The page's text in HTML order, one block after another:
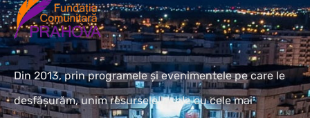
Din 2013, prin programele și evenimentele pe care le
desfășurăm, unim resursele locale cu cele mai